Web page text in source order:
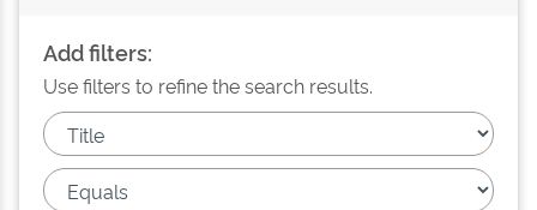
Add filters:
Use filters to refine the search results.